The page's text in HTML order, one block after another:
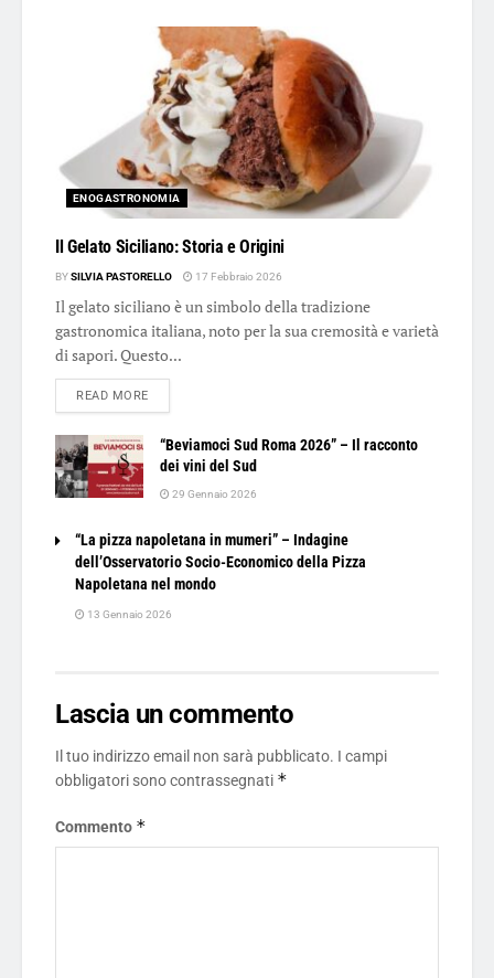
ENOGASTRONOMIA
Il Gelato Siciliano: Storia e Origini
BYSILVIA PASTORELLO 17 Febbraio 2026
Il gelato siciliano è un simbolo della tradizione
gastronomica italiana, noto per la sua cremosità e varietà
di sapori. Questo...
READ MOREDETAILS
“Beviamoci Sud Roma 2026” – Il racconto
dei vini del Sud
29 Gennaio 2026
“La pizza napoletana in mumeri” – Indagine
dell’Osservatorio Socio-Economico della Pizza
Napoletana nel mondo
13 Gennaio 2026
Lascia un commento
Il tuo indirizzo email non sarà pubblicato. I campi
obbligatori sono contrassegnati *
Commento *